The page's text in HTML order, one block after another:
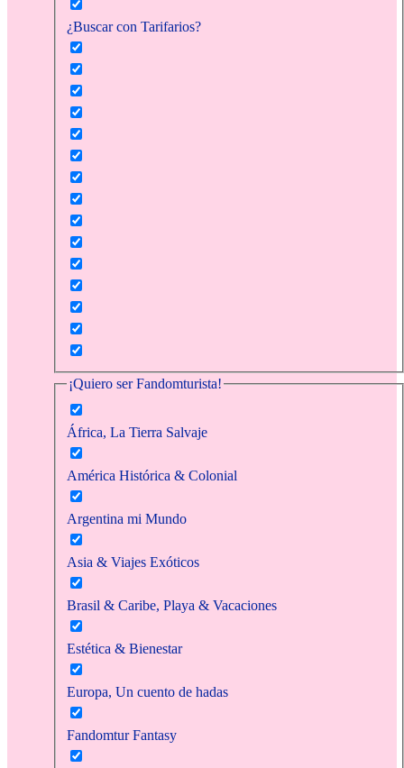
¿Buscar con Tarifarios?
¡Quiero ser Fandomturista!
África, La Tierra Salvaje
América Histórica & Colonial
Argentina mi Mundo
Asia & Viajes Exóticos
Brasil & Caribe, Playa & Vacaciones
Estética & Bienestar
Europa, Un cuento de hadas
Fandomtur Fantasy